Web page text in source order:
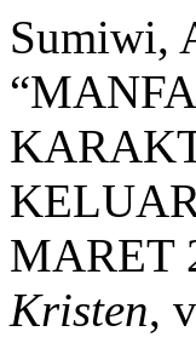
Sumiwi,
MARET
Kristen,